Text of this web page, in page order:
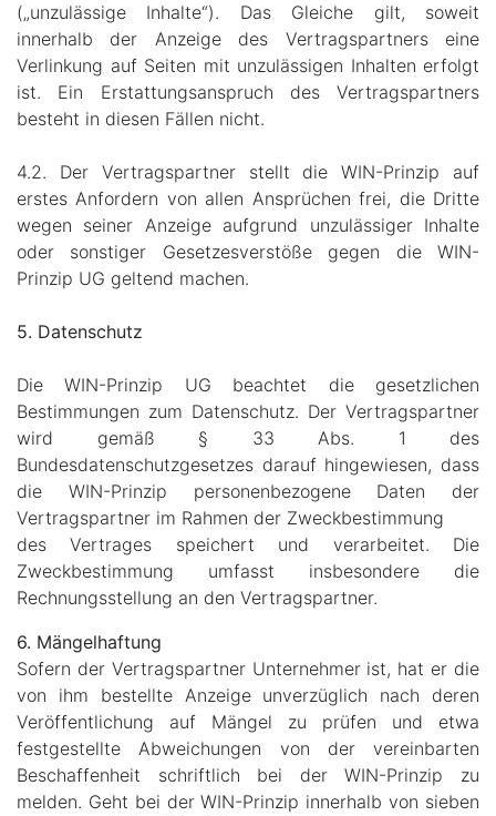
(„unzulässige Inhalte“). Das Gleiche gilt, soweit
innerhalb der Anzeige des Vertragspartners eine
Verlinkung auf Seiten mit unzulässigen Inhalten erfolgt
ist. Ein Erstattungsanspruch des Vertragspartners
besteht in diesen Fällen nicht.
4.2. Der Vertragspartner stellt die WIN-Prinzip auf
erstes Anfordern von allen Ansprüchen frei, die Dritte
wegen seiner Anzeige aufgrund unzulässiger Inhalte
oder sonstiger Gesetzesverstöße gegen die WIN-
Prinzip UG geltend machen.
5. Datenschutz
Die WIN-Prinzip UG beachtet die gesetzlichen
Bestimmungen zum Datenschutz. Der Vertragspartner
wird gemäß § 33 Abs. 1 des
Bundesdatenschutzgesetzes darauf hingewiesen, dass
die WIN-Prinzip personenbezogene Daten der
Vertragspartner im Rahmen der Zweckbestimmung
des Vertrages speichert und verarbeitet. Die
Zweckbestimmung umfasst insbesondere die
Rechnungsstellung an den Vertragspartner.
6. Mängelhaftung
Sofern der Vertragspartner Unternehmer ist, hat er die
von ihm bestellte Anzeige unverzüglich nach deren
Veröffentlichung auf Mängel zu prüfen und etwa
festgestellte Abweichungen von der vereinbarten
Beschaffenheit schriftlich bei der WIN-Prinzip zu
melden. Geht bei der WIN-Prinzip innerhalb von sieben